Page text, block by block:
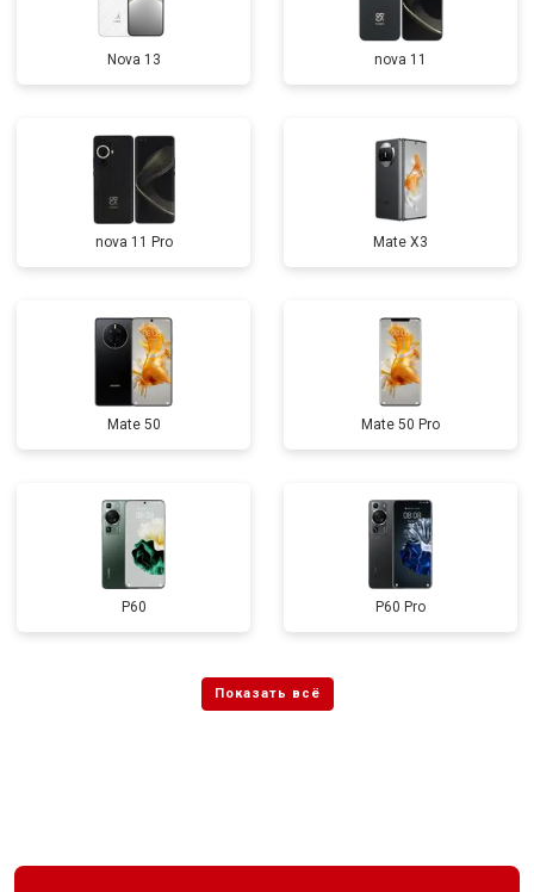
Nova 13 nova 11
nova 11 Pro Mate X3
Mate 50 Mate 50 Pro
P60 P60 Pro